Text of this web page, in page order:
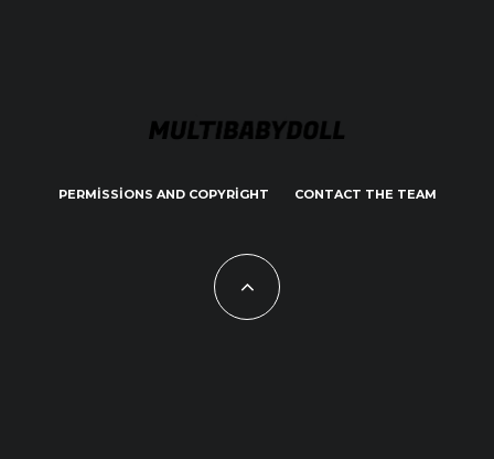
PERMISSIONS AND COPYRIGHT CONTACT THE TEAM